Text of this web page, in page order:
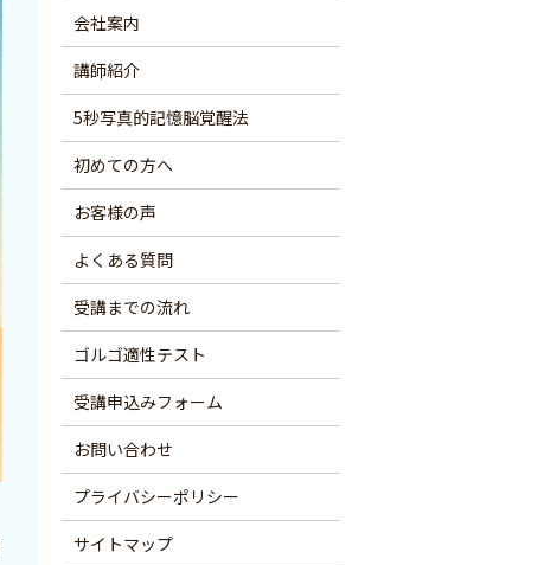
会社案内
講師紹介
5秒写真的記憶脳覚醒法
初めての方へ
お客様の声
よくある質問
受講までの流れ
ゴルゴ適性テスト
受講申込みフォーム
お問い合わせ
プライバシーポリシー
サイトマップ